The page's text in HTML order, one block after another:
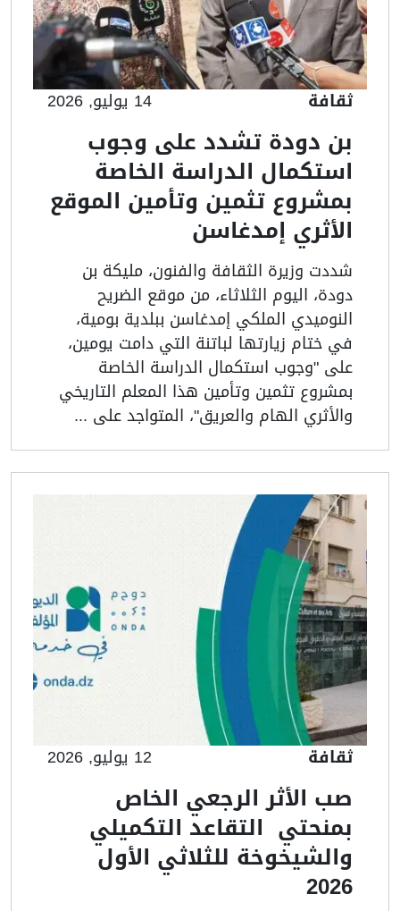
ثقافة 14 يوليو, 2026
بن دودة تشدد على وجوب
استكمال الدراسة الخاصة
بمشروع تثمين وتأمين الموقع
الأثري إمدغاسن
شددت وزيرة الثقافة والفنون، مليكة بن
دودة، اليوم الثلاثاء، من موقع الضريح
النوميدي الملكي إمدغاسن ببلدية بومية،
في ختام زيارتها لباتنة التي دامت يومين،
على "وجوب استكمال الدراسة الخاصة
بمشروع تثمين وتأمين هذا المعلم التاريخي
والأثري الهام والعريق"، المتواجد على ...
ثقافة 12 يوليو, 2026
صب الأثر الرجعي الخاص
بمنحتي التقاعد التكميلي
والشيخوخة للثلاثي الأول
2026